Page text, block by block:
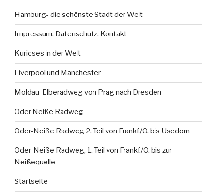
Hamburg- die schönste Stadt der Welt
Impressum, Datenschutz, Kontakt
Kurioses in der Welt
Liverpool und Manchester
Moldau-Elberadweg von Prag nach Dresden
Oder Neiße Radweg
Oder-Neiße Radweg 2. Teil von Frankf./O. bis Usedom
Oder-Neiße Radweg, 1. Teil von Frankf./O. bis zur
Neißequelle
Startseite